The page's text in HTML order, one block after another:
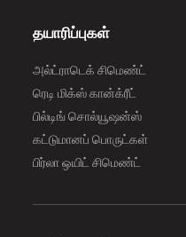
தயாரிப்புகள்
அல்ட்ராடெக் சிமெண்ட்
ரெடி மிக்ஸ் கான்க்ரீட்
பில்டிங் சொல்யூஷன்ஸ்
கட்டுமானப் பொருட்கள்
பிர்லா ஒயிட் சிமெண்ட்